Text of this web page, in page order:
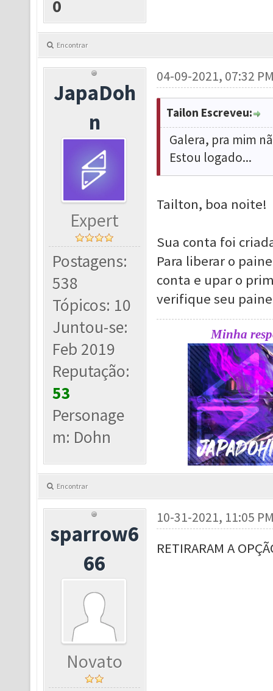
0
Encontrar
JapaDoh
n
Expert
Postagens:
538
Tópicos: 10
Juntou-se:
Feb 2019
Reputação:
53
Personage
m: Dohn
04-09-2021, 07:32
Tailon Escreveu:
Galera, pra mim
Estou logado...
Tailton, boa noite!
Sua conta foi
Para liberar o
conta e upar o
verifique seu
Minha
Encontrar
sparrow6
66
Novato
10-31-2021, 11:05
RETIRARAM A